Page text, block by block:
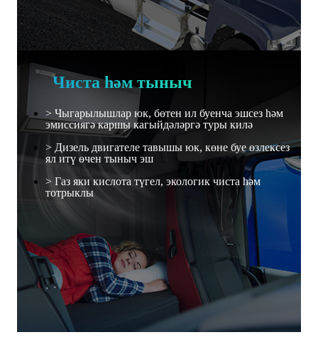
Чиста һәм тыныч
> Чыгарылышлар юк, бөтен ил буенча эшсез һәм
эмиссиягә каршы кагыйдәләргә туры килә
> Дизель двигателе тавышы юк, көне буе өзлексез
ял итү өчен тыныч эш
> Газ яки кислота түгел, экологик чиста һәм
тотрыклы